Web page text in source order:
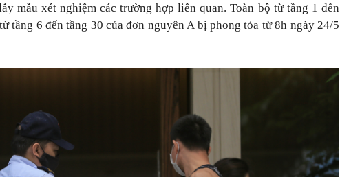
mẫu xét nghiệm các trường hợp liên quan. Toàn bộ từ tầng 1 đến
tầng 6 đến tầng 30 của đơn nguyên A bị phong tỏa từ 8h ngày 24/5